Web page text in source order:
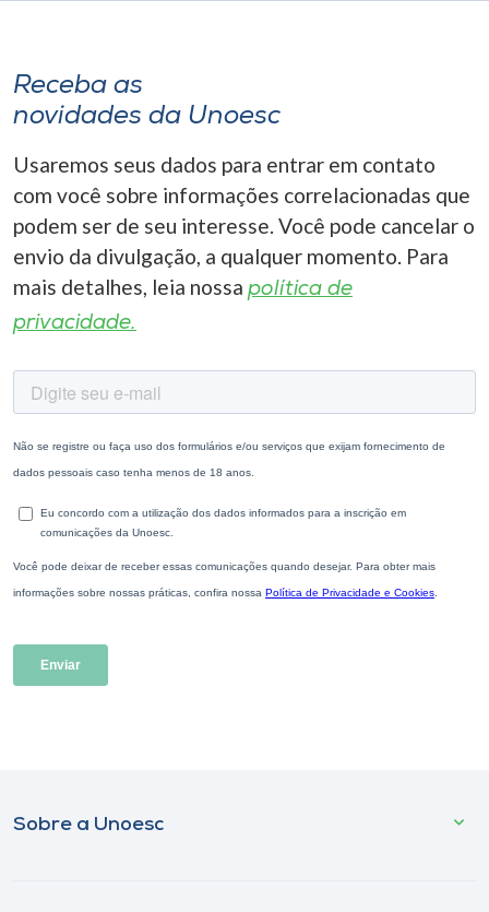
Receba as
novidades da Unoesc
Usaremos seus dados para entrar em contato
com você sobre informações correlacionadas que
podem ser de seu interesse. Você pode cancelar o
envio da divulgação, a qualquer momento. Para
mais detalhes, leia nossa política de
privacidade.
Sobre a Unoesc